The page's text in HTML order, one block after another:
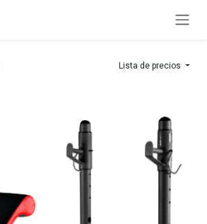
Lista de precios